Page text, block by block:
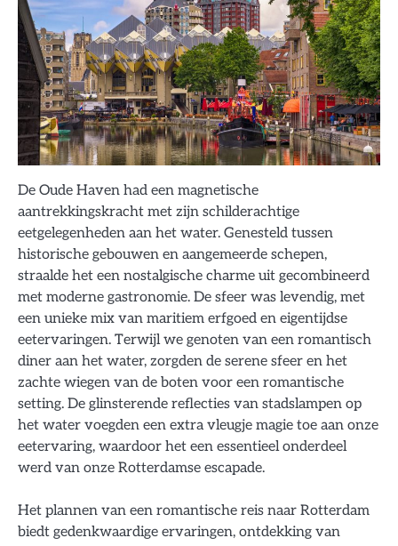
De Oude Haven had een magnetische
aantrekkingskracht met zijn schilderachtige
eetgelegenheden aan het water. Genesteld tussen
historische gebouwen en aangemeerde schepen,
straalde het een nostalgische charme uit gecombineerd
met moderne gastronomie. De sfeer was levendig, met
een unieke mix van maritiem erfgoed en eigentijdse
eetervaringen. Terwijl we genoten van een romantisch
diner aan het water, zorgden de serene sfeer en het
zachte wiegen van de boten voor een romantische
setting. De glinsterende reflecties van stadslampen op
het water voegden een extra vleugje magie toe aan onze
eetervaring, waardoor het een essentieel onderdeel
werd van onze Rotterdamse escapade.
Het plannen van een romantische reis naar Rotterdam
biedt gedenkwaardige ervaringen, ontdekking van